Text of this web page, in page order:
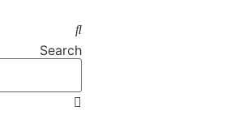
Search